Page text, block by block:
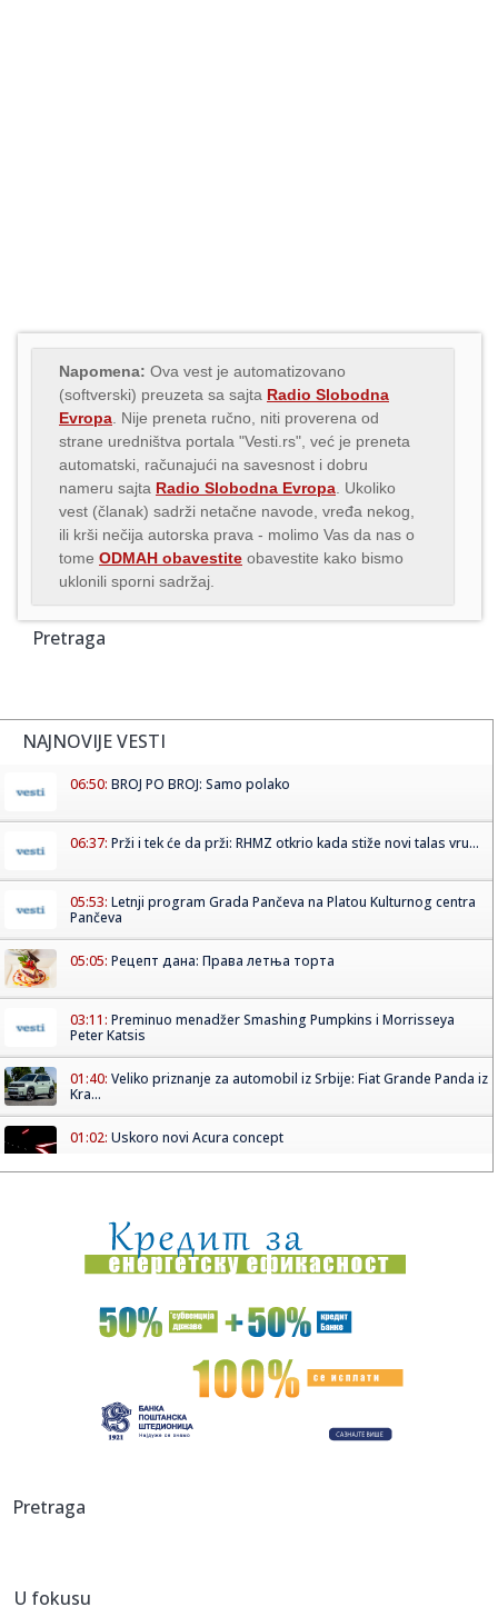
Napomena: Ova vest je automatizovano
(softverski) preuzeta sa sajta Radio Slobodna
Evropa . Nije preneta ručno, niti proverena od
strane uredništva portala "Vesti.rs", već je preneta
automatski, računajući na savesnost i dobru
nameru sajta Radio Slobodna Evropa . Ukoliko
vest (članak) sadrži netačne navode, vređa nekog,
ili krši nečija autorska prava - molimo Vas da nas o
tome ODMAH obavestite obavestite kako bismo
uklonili sporni sadržaj.
Pretraga
NAJNOVIJE VESTI
06:50: BROJ PO BROJ: Samo polako
06:37: Prži i tek će da prži: RHMZ otkrio kada stiže novi talas vru...
05:53: Letnji program Grada Pančeva na Platou Kulturnog centra
Pančeva
05:05: Рецепт дана: Права летња торта
03:11: Preminuo menadžer Smashing Pumpkins i Morrisseya
Peter Katsis
01:40: Veliko priznanje za automobil iz Srbije: Fiat Grande Panda iz
Kra...
01:02: Uskoro novi Acura concept
00:32:Velika zamena kontejnera na Zvezdari: Stiglo 177 novih, a
„dža...
00:16:Singapur ima plan za borbu protiv paklenih vrućina: Ovako
hoće ...
Na današnji dan, 8. avgust
00:03:Volkswagen menja poslovnu strategiju u SAD
belima 300...
23:47:
Pretraga
U fokusu